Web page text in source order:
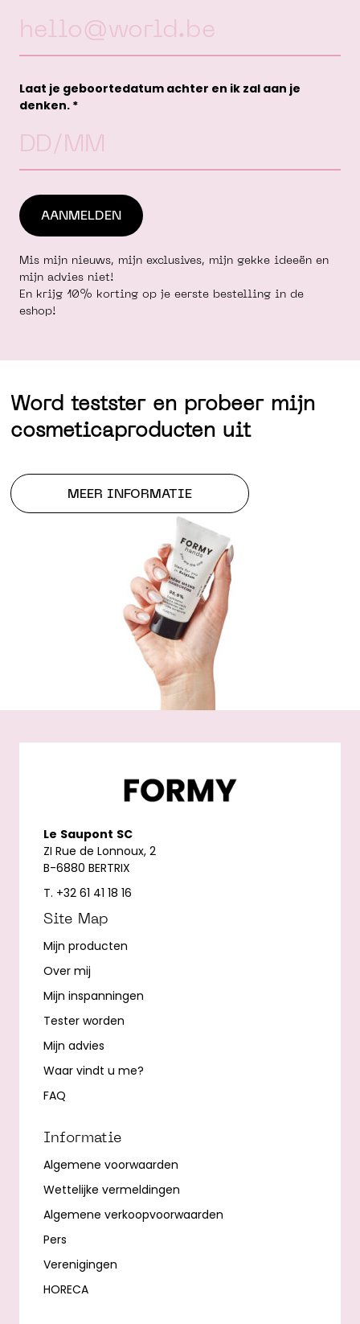
Laat je geboortedatum achter en ik zal aan je
denken. *
Mis mijn nieuws, mijn exclusives, mijn gekke ideeën en
mijn advies niet!
En krijg 10% korting op je eerste bestelling in de
eshop!
Word testster en probeer mijn
cosmeticaproducten uit
MEER INFORMATIE
Le Saupont SC
ZI Rue de Lonnoux, 2
B-6880 BERTRIX
T. +32 61 41 18 16
Site Map
Mijn producten
Over mij
Mijn inspanningen
Tester worden
Mijn advies
Waar vindt u me?
FAQ
Informatie
Algemene voorwaarden
Wettelijke vermeldingen
Algemene verkoopvoorwaarden
Pers
Verenigingen
HORECA